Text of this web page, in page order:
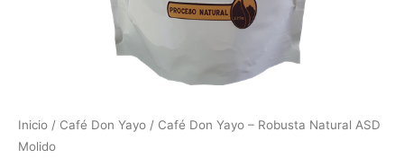
Inicio / Café Don Yayo / Café Don Yayo – Robusta Natural ASD
Molido